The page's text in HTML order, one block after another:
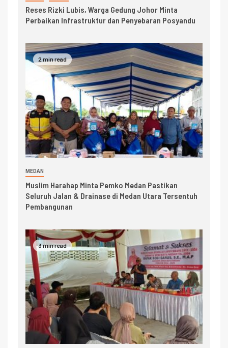
Reses Rizki Lubis, Warga Gedung Johor Minta
Perbaikan Infrastruktur dan Penyebaran Posyandu
2 min read
MEDAN
Muslim Harahap Minta Pemko Medan Pastikan
Seluruh Jalan & Drainase di Medan Utara Tersentuh
Pembangunan
3 min read